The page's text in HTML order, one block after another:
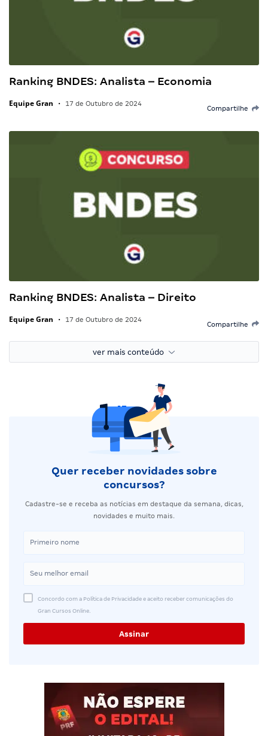
Ranking BNDES: Analista – Economia
Equipe Gran • 17 de Outubro de 2024
Compartilhe
Ranking BNDES: Analista – Direito
Equipe Gran • 17 de Outubro de 2024
Compartilhe
ver mais conteúdo
Quer receber novidades sobre
concursos?
Cadastre-se e receba as notícias em destaque da semana, dicas,
novidades e muito mais.
Concordo com a Política de Privacidade e aceito receber comunicações do
Gran Cursos Online.